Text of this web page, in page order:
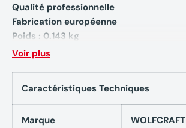
Qualité professionnelle
Fabrication européenne
Poids : 0.143 kg
Voir plus
Caractéristiques Techniques
Marque WOLFCRAFT